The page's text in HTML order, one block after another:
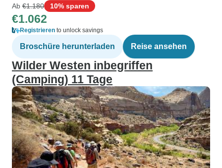
Ab €1.180 10% sparen
€1.062
Registrieren to unlock savings
Broschüre herunterladen Reise ansehen
Wilder Westen inbegriffen
(Camping) 11 Tage